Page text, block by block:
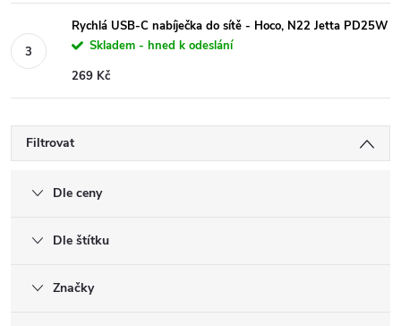
Rychlá USB-C nabíječka do sítě - Hoco, N22 Jetta PD25W
Skladem - hned k odeslání
269 Kč
Filtrovat
Dle ceny
Dle štítku
Značky